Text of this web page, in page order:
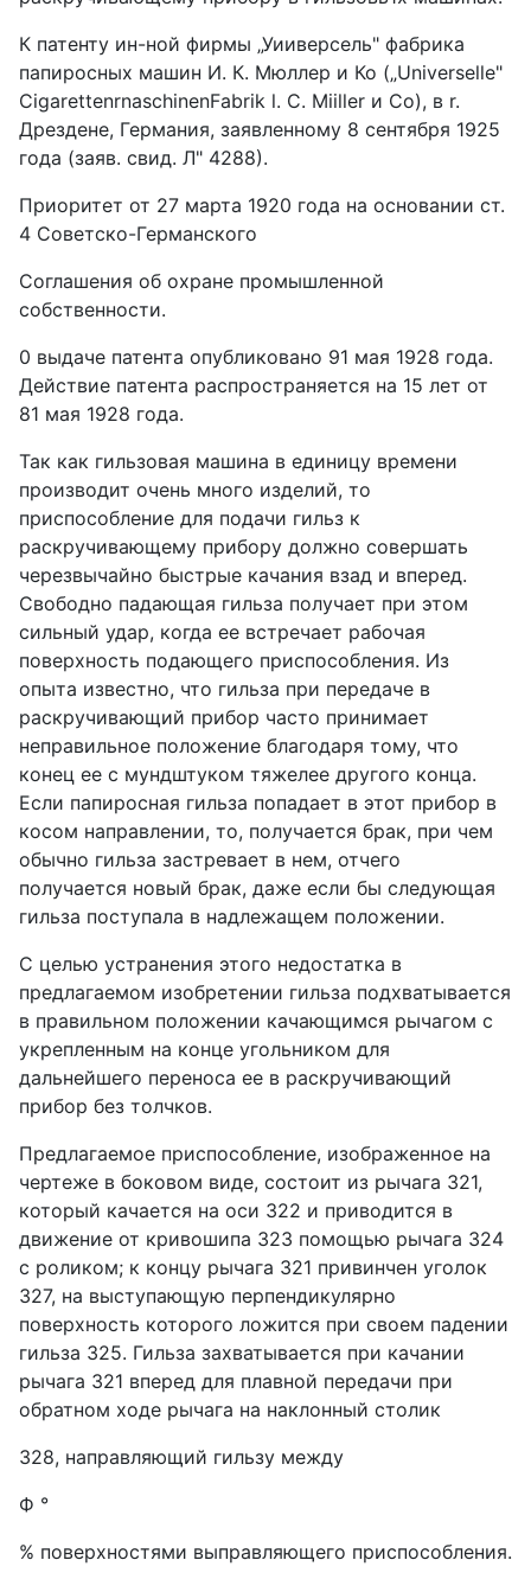
К патенту ин-ной фирмы „Уииверсель" фабрика
папиросных машин И. К. Мюллер и Ко („Universelle"
CigarettenrnaschinenFabrik l. С. Miiller и Со), в r.
Дрездене, Германия, заявленному 8 сентября 1925
года (заяв. свид. Л" 4288).
Приоритет от 27 марта 1920 года на основании ст.
4 Советско-Германского
Соглашения об охране промышленной
собственности.
0 выдаче патента опубликовано 91 мая 1928 года.
Действие патента распространяется на 15 лет от
81 мая 1928 года.
Так как гильзовая машина в единицу времени
производит очень много изделий, то
приспособление для подачи гильз к
раскручивающему прибору должно совершать
черезвычайно быстрые качания взад и вперед.
Свободно падающая гильза получает при этом
сильный удар, когда ее встречает рабочая
поверхность подающего приспособления. Из
опыта известно, что гильза при передаче в
раскручивающий прибор часто принимает
неправильное положение благодаря тому, что
конец ее с мундштуком тяжелее другого конца.
Если папиросная гильза попадает в этот прибор в
косом направлении, то, получается брак, при чем
обычно гильза застревает в нем, отчего
получается новый брак, даже если бы следующая
гильза поступала в надлежащем положении.
С целью устранения этого недостатка в
предлагаемом изобретении гильза подхватывается
в правильном положении качающимся рычагом с
укрепленным на конце угольником для
дальнейшего переноса ее в раскручивающий
прибор без толчков.
Предлагаемое приспособление, изображенное на
чертеже в боковом виде, состоит из рычага 321,
который качается на оси 322 и приводится в
движение от кривошипа 323 помощью рычага 324
с роликом; к концу рычага 321 привинчен уголок
327, на выступающую перпендикулярно
поверхность которого ложится при своем падении
гильза 325. Гильза захватывается при качании
рычага 321 вперед для плавной передачи при
обратном ходе рычага на наклонный столик
328, направляющий гильзу между
Ф °
% поверхностями выправляющего приспособления.